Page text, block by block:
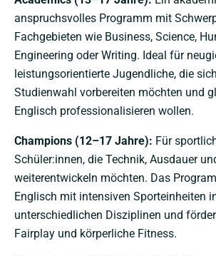
anspruchsvolles Programm mit
Fachgebieten wie Business, Science,
Engineering oder Writing. Ideal für
leistungsorientierte Jugendliche, die
Studienwahl vorbereiten möchten und
Englisch professionalisieren wollen.
Champions (12–17 Jahre): Für
Schüler:innen, die Technik, Ausdauer
weiterentwickeln möchten. Das
Englisch mit intensiven Sporteinheiten
unterschiedlichen Disziplinen und
Fairplay und körperliche Fitness.